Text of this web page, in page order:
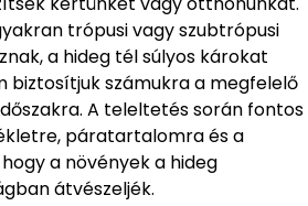
trópusi vagy szubtrópusi
a hideg tél súlyos károkat
biztosítjuk számukra a megfelelő
A teleltetés során fontos
páratartalomra és a
a növények a hideg
átvészeljék.